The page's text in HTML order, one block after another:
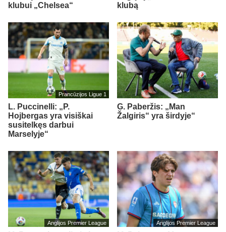
klubui „Chelsea“
klubą
Prancūzijos Ligue 1
L. Puccinelli: „P.
Hojbergas yra visiškai
susitelkęs darbui
Marselyje“
G. Paberžis: „Man
Žalgiris“ yra širdyje“
Anglijos Premier League Anglijos Premier League